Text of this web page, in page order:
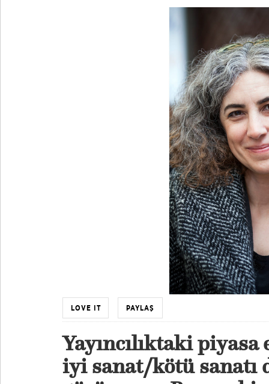
LOVE IT PAYLAŞ
Yayıncılıktaki piyasa
iyi sanat/kötü sanatı